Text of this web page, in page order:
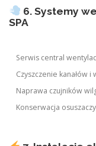
6. Systemy
SPA
Serwis central
Czyszczenie kanałów
Naprawa czujników
Konserwacja